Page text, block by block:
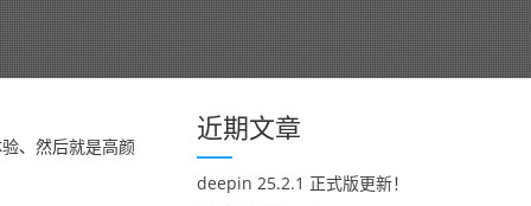
、然后就是高颜
近期文章
deepin 25.2.1 正式版更新！